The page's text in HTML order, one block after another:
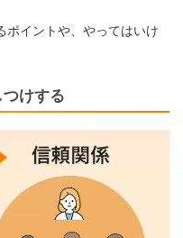
ポイントや、やってはいけ
けする